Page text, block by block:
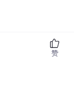
赞